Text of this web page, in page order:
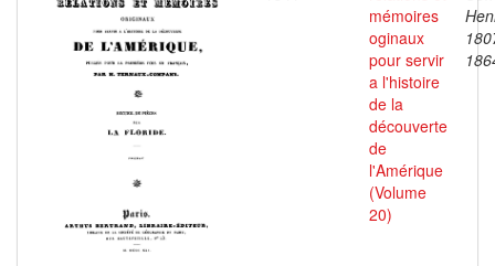
mémoires
oginaux
pour servir
a l'histoire
de la
découverte
de
l'Amérique
(Volume
20)